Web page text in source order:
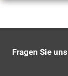
Fragen Sie